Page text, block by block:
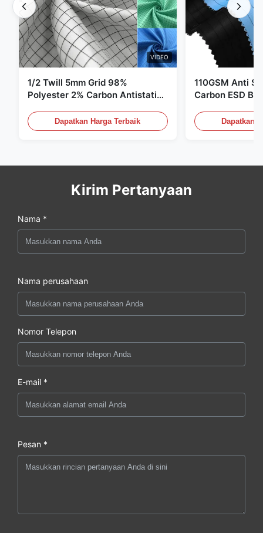
VIDEO
1/2 Twill 5mm Grid 98%
Polyester 2% Carbon Antistatic
Dapatkan Harga Terbaik
110GSM Anti
Carbon ESD
Dapatkan
Kirim Pertanyaan
Nama *
Nama perusahaan
Nomor Telepon
E-mail *
Pesan *